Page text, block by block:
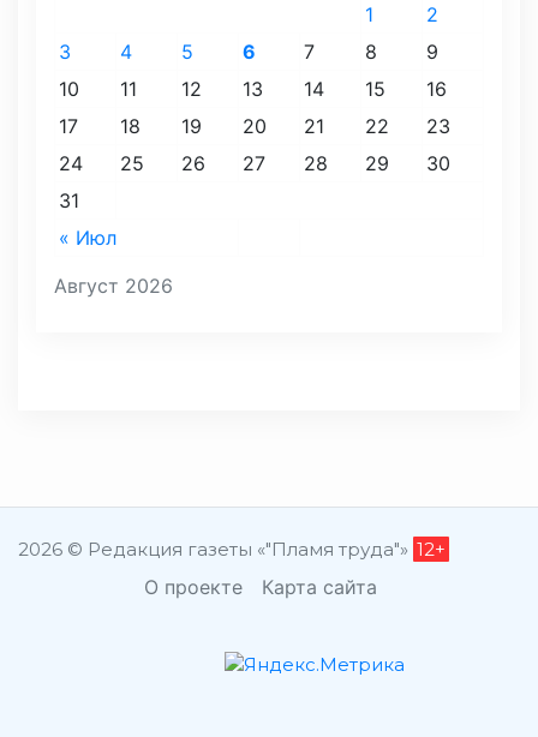
Август 2026
« Июл
1
2
3
4 5 6 7 8
9
10
11 12 13 14 15
16
17
18 19 20 21 22
23
24
25 26 27 28 29
30
31
2026 © Редакция газеты «"Пламя труда"» 12+
О проекте Карта сайта